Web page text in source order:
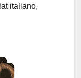
italiano,